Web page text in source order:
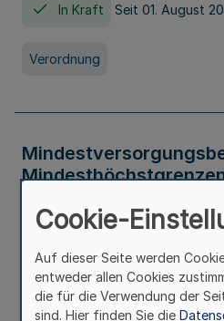
In Kraft Seit 01. August
Verordnung
Verwaltungsvorschrift
Cookie-
Auf dieser Seite werden
entweder allen Cookies
die für die Verwendung der
sind. Hier finden Sie die